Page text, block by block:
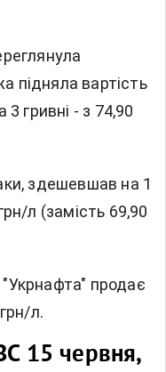
підняла вартість
гривні - з 74,90
здешевшав на 1
л (замість 69,90
продає
л.
15 червня,